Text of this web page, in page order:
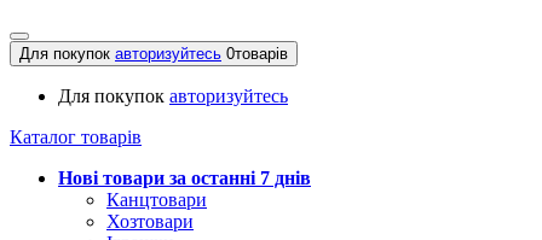
Для покупок авторизуйтесь 0товарів
Для покупок авторизуйтесь
Каталог товарів
Нові товари за останнi 7 днiв
Канцтовари
Хозтовари